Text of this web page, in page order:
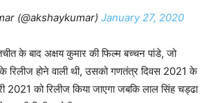
(@akshaykumar) January 27, 2020
के बाद अक्षय कुमार की फिल्‍म बच्‍चन पांडे, जो
होने वाली थी, उसको गणतंत्र दिवस 2021 के
2021 को रिलीज किया जाएगा जबकि लाल सिंह चड्ढा